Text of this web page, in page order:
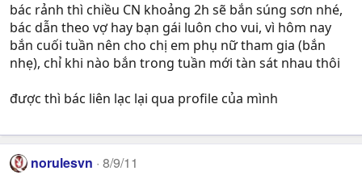
bác rảnh thì chiều CN khoảng 2h sẽ bắn súng sơn nhé,
bác dẫn theo vợ hay bạn gái luôn cho vui, vì hôm nay
bắn cuối tuần nên cho chị em phụ nữ tham gia (bắn
nhẹ), chỉ khi nào bắn trong tuần mới tàn sát nhau thôi
được thì bác liên lạc lại qua profile của mình
norulesvn 8/9/11